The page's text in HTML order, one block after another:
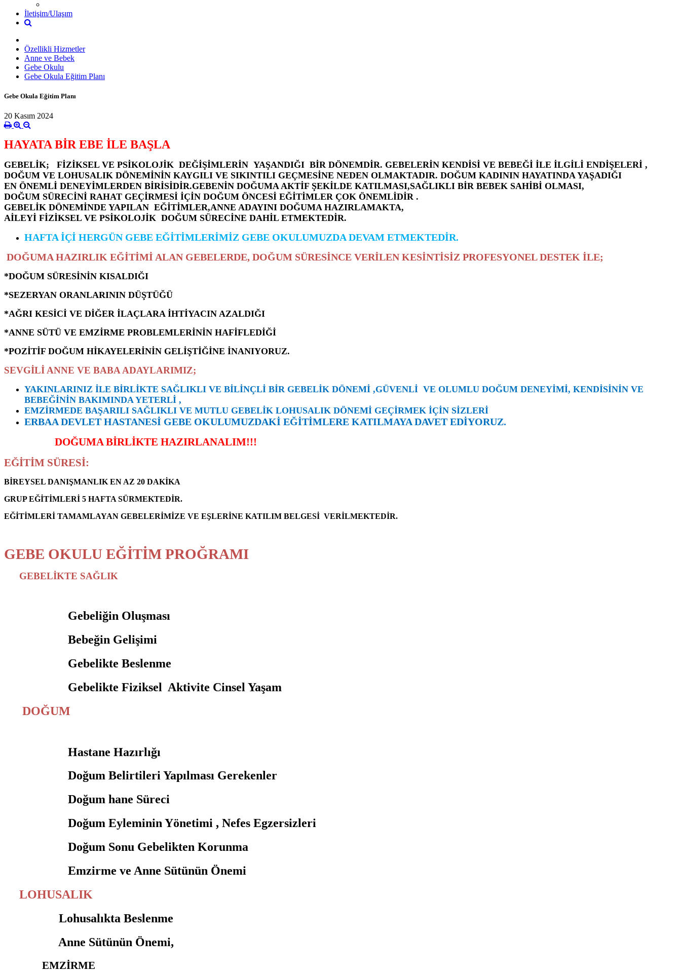
İletişim/Ulaşım
Özellikli Hizmetler
Anne ve Bebek
Gebe Okulu
Gebe Okula Eğitim Planı
Gebe Okula Eğitim Planı
20 Kasım 2024
HAYATA BİR EBE İLE BAŞLA
GEBELİK; FİZİKSEL VE PSİKOLOJİK DEĞİŞİMLERİN YAŞANDIĞI BİR DÖNEMDİR. GEBELERİN KENDİSİ VE BEBEĞİ İLE İLGİLİ ENDİŞELERİ ,
DOĞUM VE LOHUSALIK DÖNEMİNİN KAYGILI VE SIKINTILI GEÇMESİNE NEDEN OLMAKTADIR. DOĞUM KADININ HAYATINDA YAŞADIĞI
EN ÖNEMLİ DENEYİMLERDEN BİRİSİDİR.GEBENİN DOĞUMA AKTİF ŞEKİLDE KATILMASI,SAĞLIKLI BİR BEBEK SAHİBİ OLMASI,
DOĞUM SÜRECİNİ RAHAT GEÇİRMESİ İÇİN DOĞUM ÖNCESİ EĞİTİMLER ÇOK ÖNEMLİDİR .
GEBELİK DÖNEMİNDE YAPILAN EĞİTİMLER,ANNE ADAYINI DOĞUMA HAZIRLAMAKTA,
AİLEYİ FİZİKSEL VE PSİKOLOJİK DOĞUM SÜRECİNE DAHİL ETMEKTEDİR.
HAFTA İÇİ HERGÜN GEBE EĞİTİMLERİMİZ GEBE OKULUMUZDA DEVAM ETMEKTEDİR.
DOĞUMA HAZIRLIK EĞİTİMİ ALAN GEBELERDE, DOĞUM SÜRESİNCE VERİLEN KESİNTİSİZ PROFESYONEL DESTEK İLE;
*DOĞUM SÜRESİNİN KISALDIĞI
*SEZERYAN ORANLARININ DÜŞTÜĞÜ
*AĞRI KESİCİ VE DİĞER İLAÇLARA İHTİYACIN AZALDIĞI
*ANNE SÜTÜ VE EMZİRME PROBLEMLERİNİN HAFİFLEDİĞİ
*POZİTİF DOĞUM HİKAYELERİNİN GELİŞTİĞİNE İNANIYORUZ.
SEVGİLİ ANNE VE BABA ADAYLARIMIZ;
YAKINLARINIZ İLE BİRLİKTE SAĞLIKLI VE BİLİNÇLİ BİR GEBELİK DÖNEMİ ,GÜVENLİ VE OLUMLU DOĞUM DENEYİMİ, KENDİSİNİN VE
BEBEĞİNİN BAKIMINDA YETERLİ ,
EMZİRMEDE BAŞARILI SAĞLIKLI VE MUTLU GEBELİK LOHUSALIK DÖNEMİ GEÇİRMEK İÇİN SİZLERİ
ERBAA DEVLET HASTANESİ GEBE OKULUMUZDAKİ EĞİTİMLERE KATILMAYA DAVET EDİYORUZ.
DOĞUMA BİRLİKTE HAZIRLANALIM!!!
EĞİTİM SÜRESİ:
BİREYSEL DANIŞMANLIK EN AZ 20 DAKİKA
GRUP EĞİTİMLERİ 5 HAFTA SÜRMEKTEDİR.
EĞİTİMLERİ TAMAMLAYAN GEBELERİMİZE VE EŞLERİNE KATILIM BELGESİ VERİLMEKTEDİR.
GEBE OKULU EĞİTİM PROĞRAMI
GEBELİKTE SAĞLIK
Gebeliğin Oluşması
Bebeğin Gelişimi
Gebelikte Beslenme
Gebelikte Fiziksel Aktivite Cinsel Yaşam
DOĞUM
Hastane Hazırlığı
Doğum Belirtileri Yapılması Gerekenler
Doğum hane Süreci
Doğum Eyleminin Yönetimi , Nefes Egzersizleri
Doğum Sonu Gebelikten Korunma
Emzirme ve Anne Sütünün Önemi
LOHUSALIK
Lohusalıkta Beslenme
Anne Sütünün Önemi,
EMZİRME